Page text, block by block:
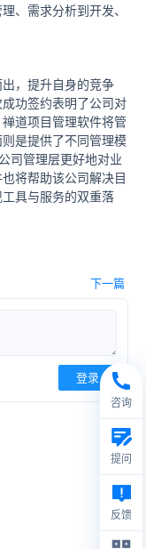
、需求分析到开发、
，提升自身的竞争
功签约表明了公司对
道项目管理软件将管
是提供了不同管理模
司管理层更好地对业
将帮助该公司解决目
具与服务的双重落
下一篇
登录
咨询
提问
反馈